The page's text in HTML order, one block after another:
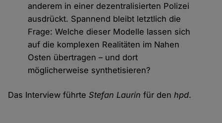
anderem in einer dezentralisierten Polizei
ausdrückt. Spannend bleibt letztlich die
Frage: Welche dieser Modelle lassen sich
auf die komplexen Realitäten im Nahen
Osten übertragen – und dort
möglicherweise synthetisieren?
Das Interview führteStefan Laurin für denhpd.